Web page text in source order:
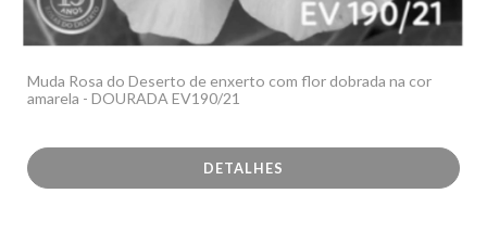
Muda Rosa do Deserto de enxerto com flor dobrada na cor
amarela - DOURADA EV190/21
DETALHES